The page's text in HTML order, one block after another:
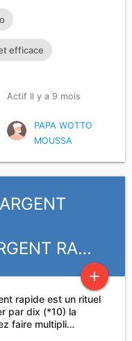
efficace
Actif Il y a 9 mois
PAPA WOTTO
MOUSSA
RA…
add
rapide est un rituel
par dix (*10) la
faire multipli…